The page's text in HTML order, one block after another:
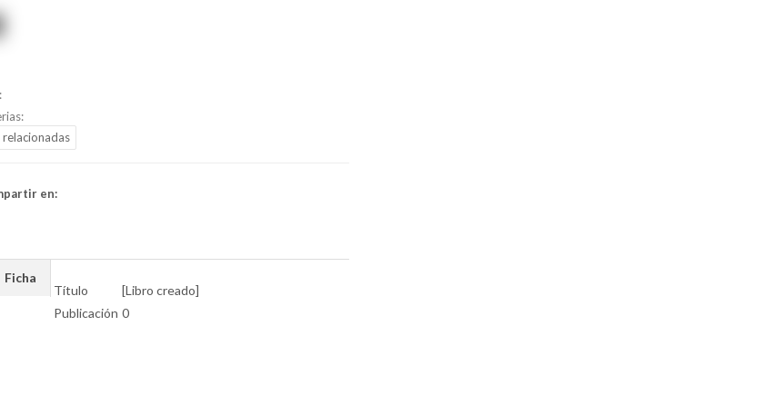
relacionadas
en:
Ficha
Título
[Libro creado]
Publicación 0